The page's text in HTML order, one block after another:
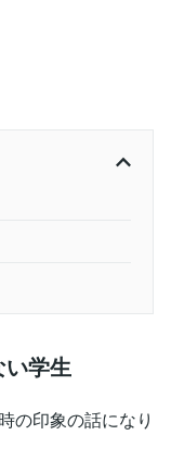
学生
の印象の話になり